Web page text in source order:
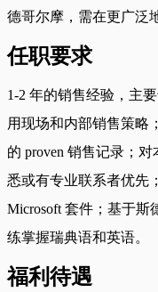
德哥尔摩，需在更广泛
任职要求
1-2 年的销售经验，主
用现场和内部销售策略
的 proven 销售记录；
悉或有专业联系者优先
Microsoft 套件；基于
练掌握瑞典语和英语。
福利待遇